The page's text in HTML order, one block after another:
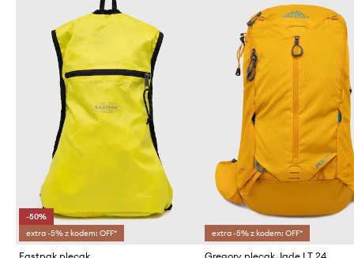
-50%
extra -5% z kodem: OFF*
extra -5% z kodem: OFF*